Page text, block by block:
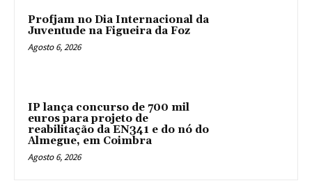
Profjam no Dia Internacional da
Juventude na Figueira da Foz
Agosto 6, 2026
IP lança concurso de 700 mil
euros para projeto de
reabilitação da EN341 e do nó do
Almegue, em Coimbra
Agosto 6, 2026